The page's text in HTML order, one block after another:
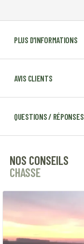
PLUS D'INFORMATIONS
AVIS CLIENTS
QUESTIONS / RÉPONSES
NOS CONSEILS
CHASSE